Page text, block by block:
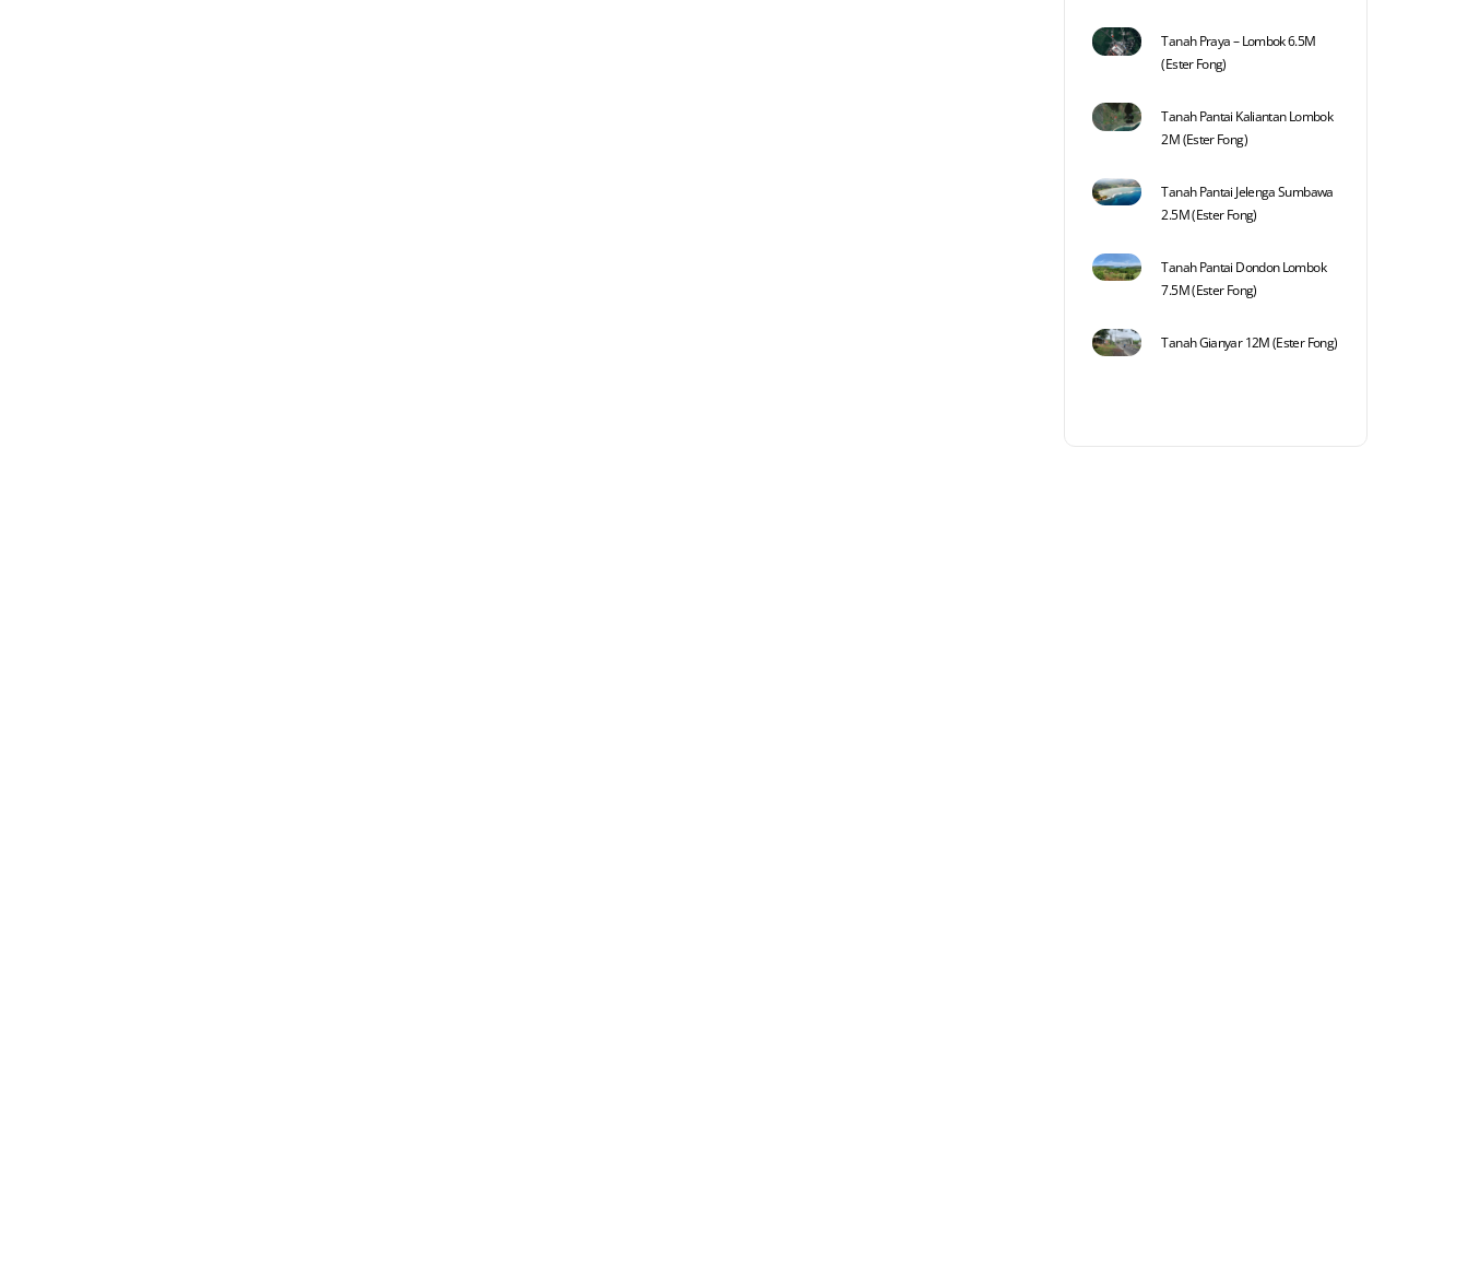
Tanah Praya – Lombok 6.5M
(Ester Fong)
Tanah Pantai Kaliantan Lombok
2M (Ester Fong)
Tanah Pantai Jelenga Sumbawa
2.5M (Ester Fong)
Tanah Pantai Dondon Lombok
7.5M (Ester Fong)
Tanah Gianyar 12M (Ester Fong)